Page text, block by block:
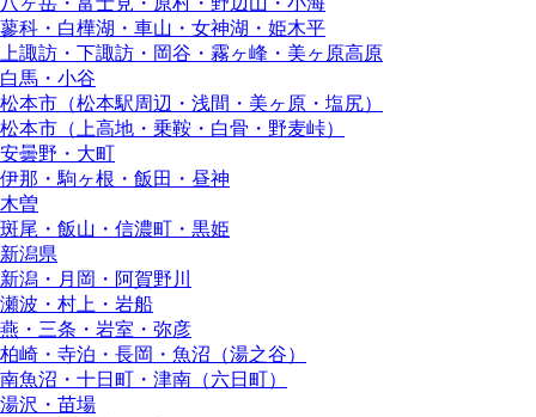
蓼科・白樺湖・車山・女神湖・姫木平
上諏訪・下諏訪・岡谷・霧ヶ峰・美ヶ原高原
白馬・小谷
松本市（松本駅周辺・浅間・美ヶ原・塩尻）
松本市（上高地・乗鞍・白骨・野麦峠）
安曇野・大町
伊那・駒ヶ根・飯田・昼神
木曽
斑尾・飯山・信濃町・黒姫
新潟県
新潟・月岡・阿賀野川
瀬波・村上・岩船
燕・三条・岩室・弥彦
柏崎・寺泊・長岡・魚沼（湯之谷）
南魚沼・十日町・津南（六日町）
湯沢・苗場